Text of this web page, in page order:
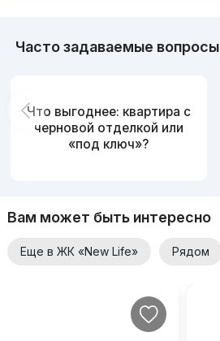
Часто задаваемые вопросы
Что выгоднее: квартира с
черновой отделкой или
«под ключ»?
Вам может быть интересно
Еще в ЖК «New Life» Рядом